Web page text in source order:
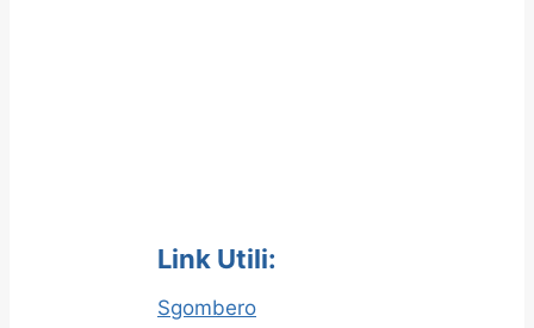
Link Utili:
Sgombero